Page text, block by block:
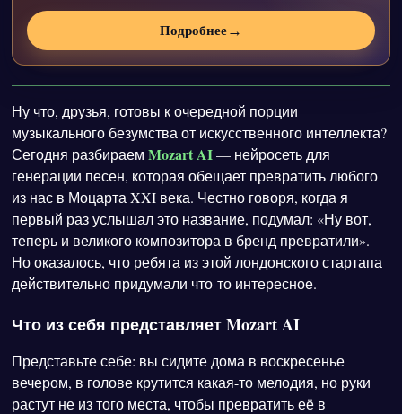
Подробнее→
Ну что, друзья, готовы к очередной порции
музыкального безумства от искусственного интеллекта?
Сегодня разбираемMozart AI— нейросеть для
генерации песен, которая обещает превратить любого
из нас в Моцарта XXI века. Честно говоря, когда я
первый раз услышал это название, подумал: «Ну вот,
теперь и великого композитора в бренд превратили».
Но оказалось, что ребята из этой лондонского стартапа
действительно придумали что-то интересное.
Что из себя представляет Mozart AI
Представьте себе: вы сидите дома в воскресенье
вечером, в голове крутится какая-то мелодия, но руки
растут не из того места, чтобы превратить её в